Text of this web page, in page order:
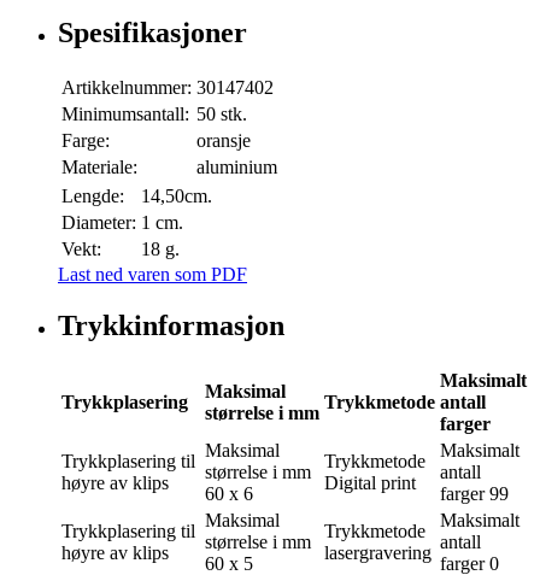
Spesifikasjoner
Artikkelnummer: 30147402
Minimumsantall: 50 stk.
Farge:
oransje
Materiale:
aluminium
Lengde:
14,50cm.
Diameter: 1 cm.
Vekt:
18 g.
Last ned varen som PDF
Trykkinformasjon
Trykkplasering
Maksimal
størrelse i mm
Trykkmetode
Maksimalt
antall
farger
Trykkplasering til
høyre av klips
Maksimal
størrelse i mm
60 x 6
Trykkmetode
Digital print
Maksimalt
antall
farger 99
Trykkplasering til
høyre av klips
Maksimal
størrelse i mm
60 x 5
Trykkmetode
lasergravering
Maksimalt
antall
farger 0